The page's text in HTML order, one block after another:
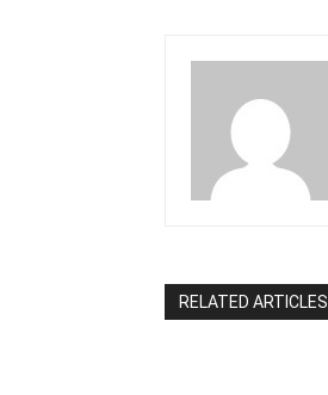
RELATED ARTICLES